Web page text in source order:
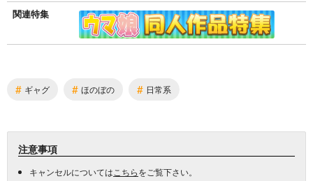
関連特集
# ギャグ # ほのぼの # 日常系
注意事項
キャンセルについては こちらをご覧下さい。